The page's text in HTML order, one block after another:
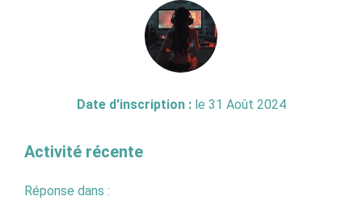
Date d'inscription :le 31 Août 2024
Activité récente
Réponse dans :